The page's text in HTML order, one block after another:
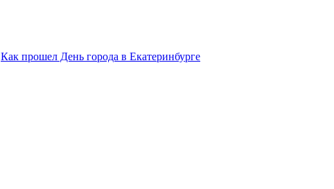
Как прошел День города в Екатеринбурге